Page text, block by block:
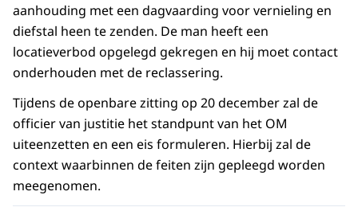
aanhouding met een dagvaarding voor vernieling en
diefstal heen te zenden. De man heeft een
locatieverbod opgelegd gekregen en hij moet contact
onderhouden met de reclassering.
Tijdens de openbare zitting op 20 december zal de
officier van justitie het standpunt van het OM
uiteenzetten en een eis formuleren. Hierbij zal de
context waarbinnen de feiten zijn gepleegd worden
meegenomen.